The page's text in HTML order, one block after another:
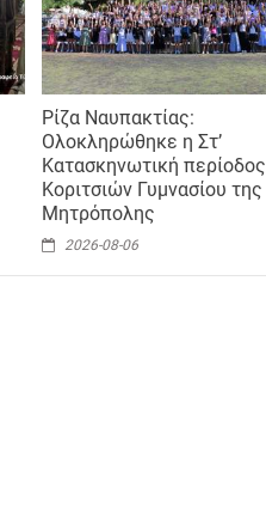
Ρίζα Ναυπακτίας:
Ολοκληρώθηκε η Στ’
Κατασκηνωτική περίοδος
Κοριτσιών Γυμνασίου της
Μητρόπολης
2026-08-06